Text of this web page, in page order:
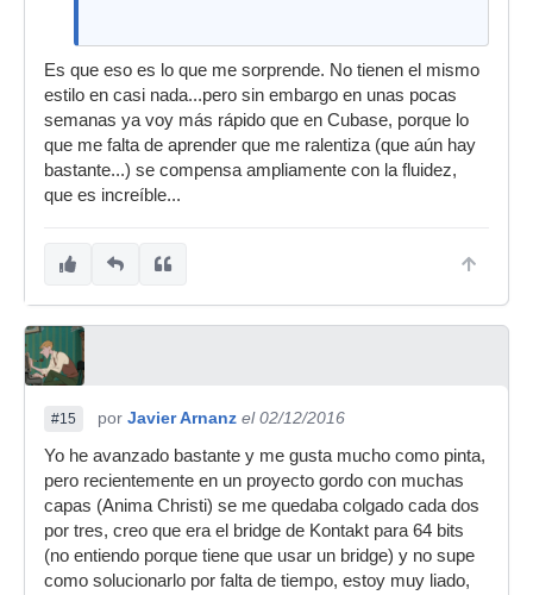
Es que eso es lo que me sorprende. No tienen el mismo
estilo en casi nada...pero sin embargo en unas pocas
semanas ya voy más rápido que en Cubase, porque lo
que me falta de aprender que me ralentiza (que aún hay
bastante...) se compensa ampliamente con la fluidez,
que es increíble...
#15 por Javier Arnanz el 02/12/2016
Yo he avanzado bastante y me gusta mucho como pinta,
pero recientemente en un proyecto gordo con muchas
capas (Anima Christi) se me quedaba colgado cada dos
por tres, creo que era el bridge de Kontakt para 64 bits
(no entiendo porque tiene que usar un bridge) y no supe
como solucionarlo por falta de tiempo, estoy muy liado,